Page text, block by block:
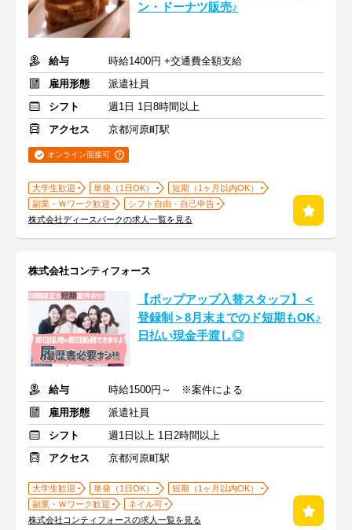
ン・ドーナツ販売♪
給与
時給1400円 +交通費全額支給
雇用形態
派遣社員
シフト
週1日 1日8時間以上
アクセス
京都河原町駅
オンライン面接可
大学生歓迎 単発（1日OK）
短期（1ヶ月以内OK）
副業・Ｗワーク歓迎
シフト自由・自己申告
株式会社ディースパークの求人一覧を見る
株式会社コンティフォース
【ポップアップ入替スタッフ】＜
登録制＞8月末までのド短期もOK♪
日払い現金手渡し◎
給与
時給1500円～ ※案件による
雇用形態
派遣社員
シフト
週1日以上 1日2時間以上
アクセス
京都河原町駅
大学生歓迎 単発（1日OK）
短期（1ヶ月以内OK）
副業・Ｗワーク歓迎
ネイル可
株式会社コンティフォースの求人一覧を見る